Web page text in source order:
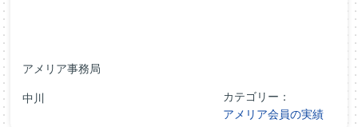
アメリア事務局
中川
カテゴリー：
アメリア会員の実績